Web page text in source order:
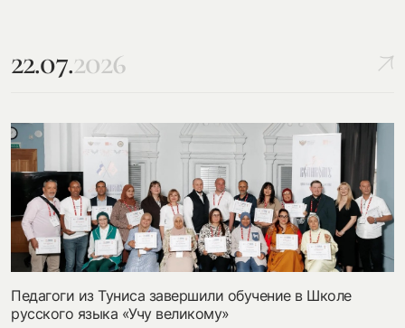
22.07.2026
Педагоги из Туниса завершили обучение в Школе
русского языка «Учу великому»